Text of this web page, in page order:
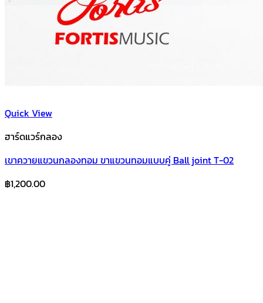
Quick View
ฮาร์ดแวร์กลอง
เขาควายแขวนกลองทอม ขาแขวนทอมแบบคู่ Ball joint T-02
฿1,200.00